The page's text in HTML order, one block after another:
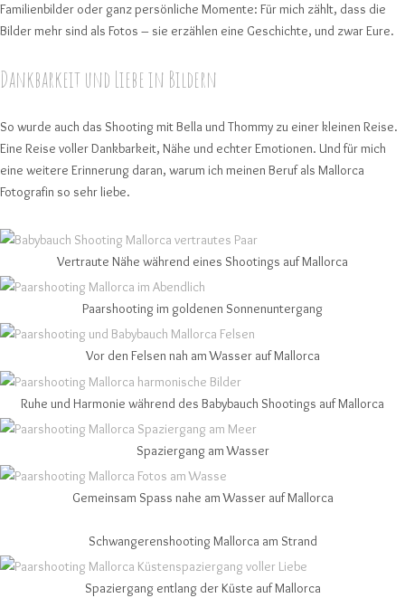
Familienbilder oder ganz persönliche Momente: Für mich zählt, dass die
Bilder mehr sind als Fotos – sie erzählen eine Geschichte, und zwar Eure.
Dankbarkeit und Liebe in Bildern
So wurde auch das Shooting mit Bella und Thommy zu einer kleinen Reise.
Eine Reise voller Dankbarkeit, Nähe und echter Emotionen. Und für mich
eine weitere Erinnerung daran, warum ich meinen Beruf als Mallorca
Fotografin so sehr liebe.
Vertraute Nähe während eines Shootings auf Mallorca
Paarshooting im goldenen Sonnenuntergang
Vor den Felsen nah am Wasser auf Mallorca
Ruhe und Harmonie während des Babybauch Shootings auf Mallorca
Spaziergang am Wasser
Gemeinsam Spass nahe am Wasser auf Mallorca
Schwangerenshooting Mallorca am Strand
Spaziergang entlang der Küste auf Mallorca